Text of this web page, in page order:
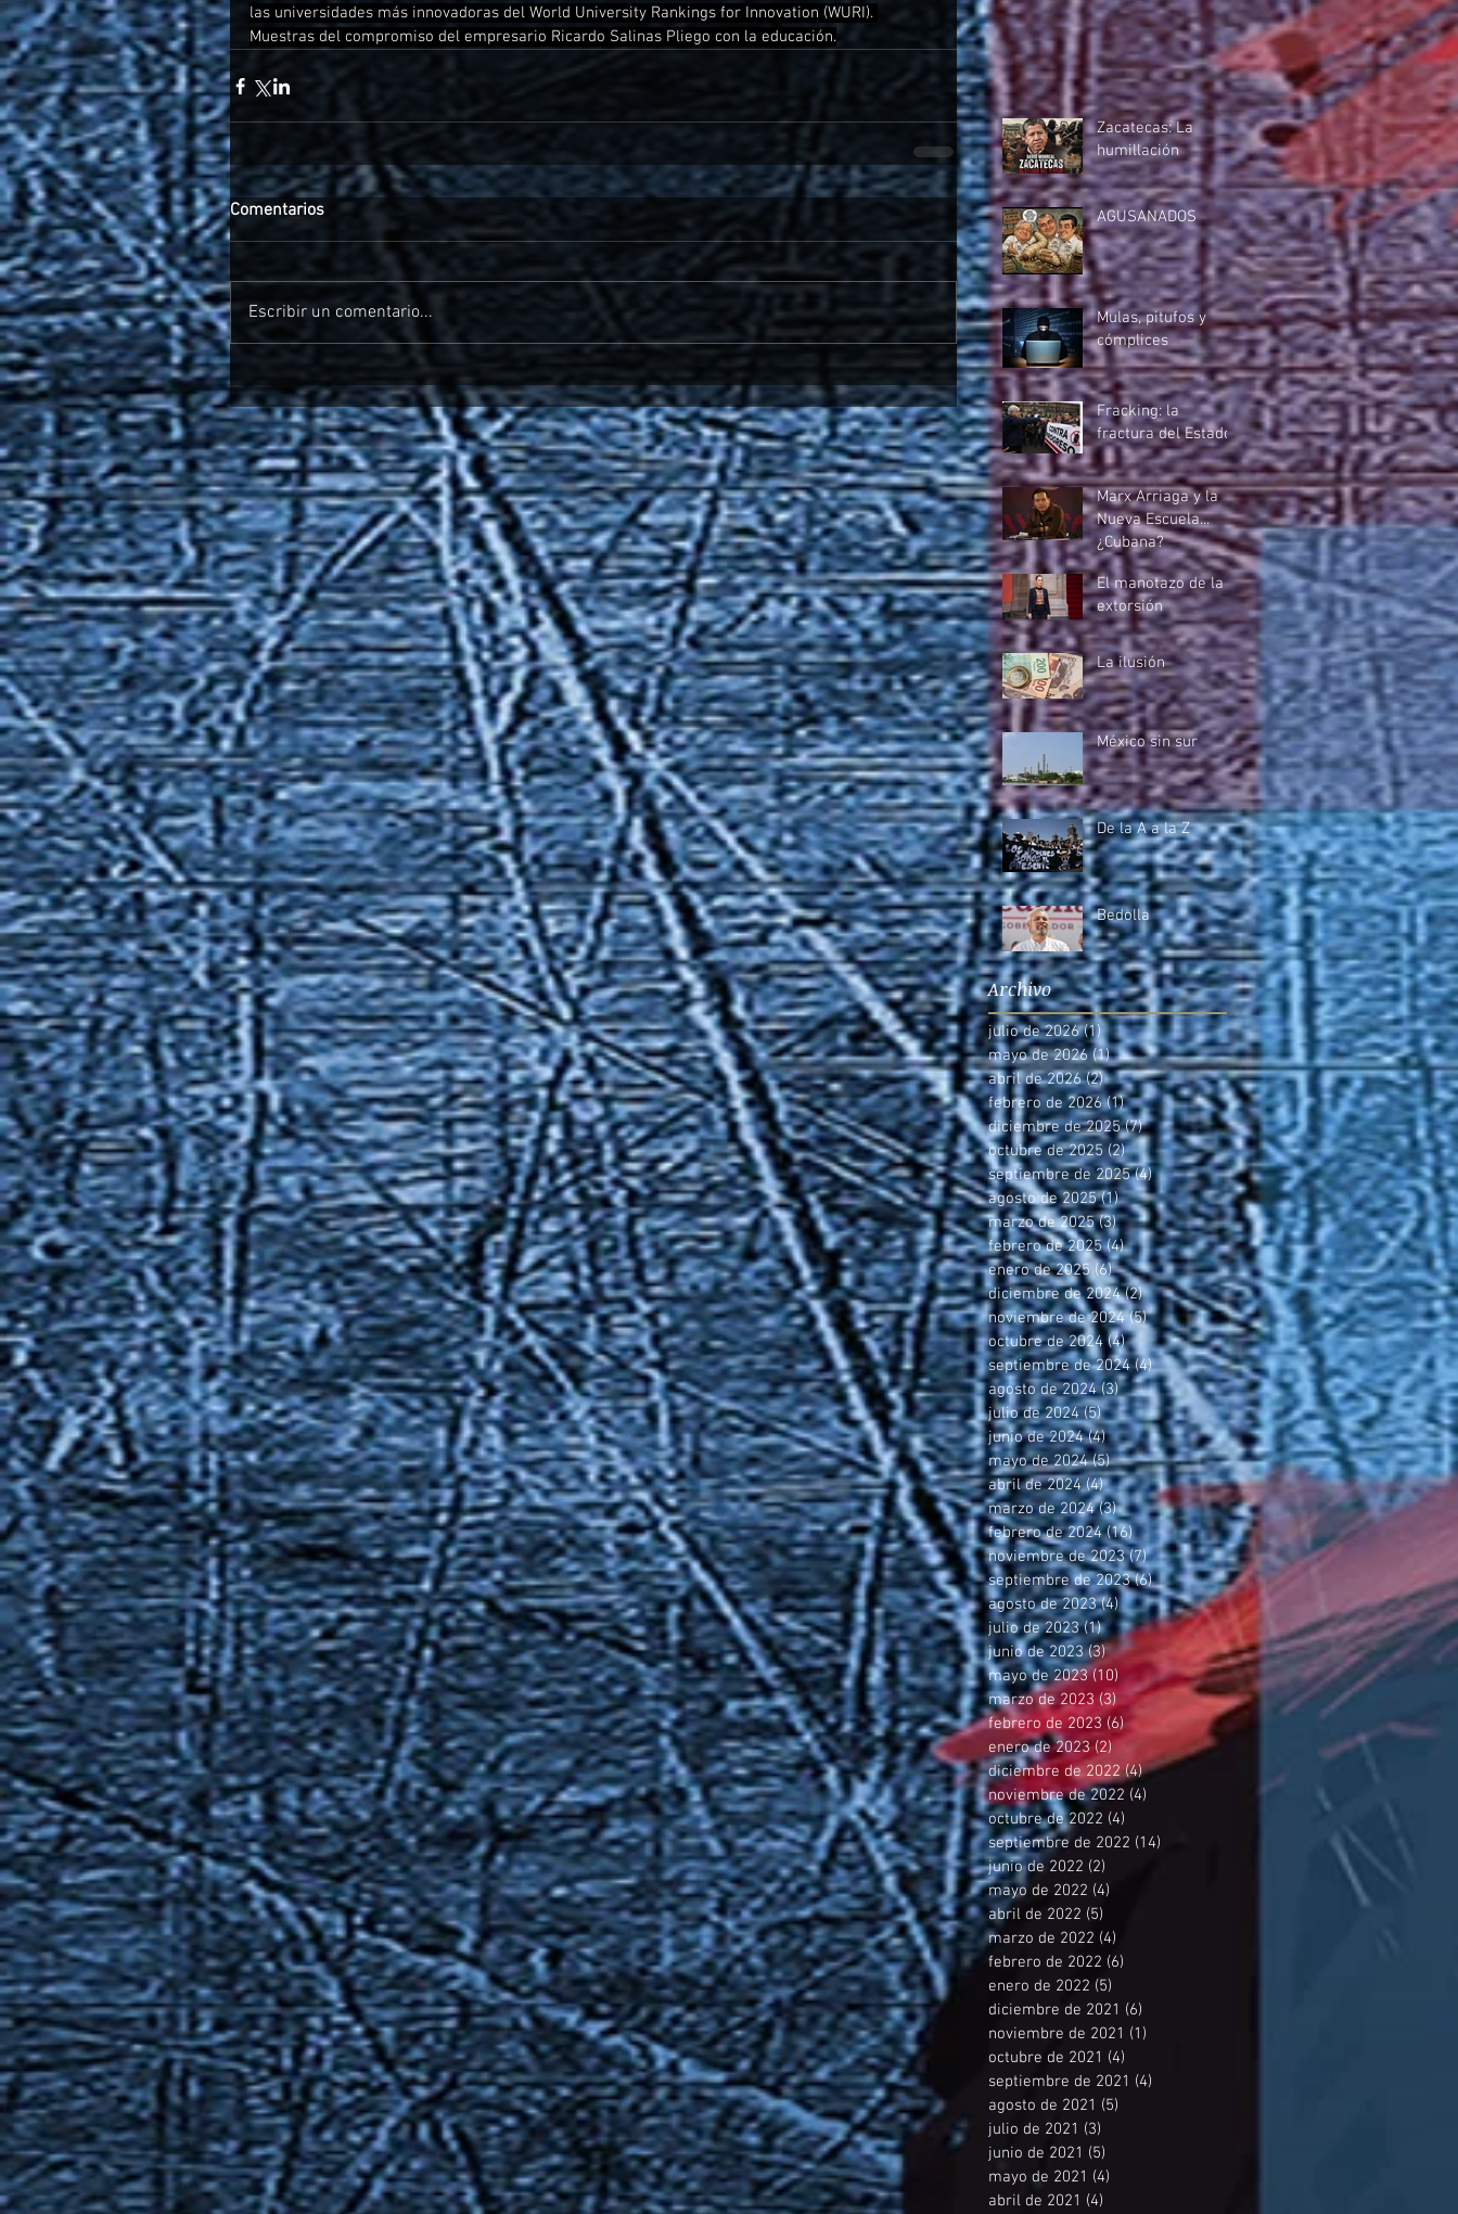
las universidades más innovadoras del World University Rankings for Innovation (WURI).
Muestras del compromiso del empresario Ricardo Salinas Pliego con la educación.
Comentarios
Escribir un comentario...
Zacatecas: La
humillación
AGUSANADOS
Mulas, pitufos y
cómplices
Fracking: la
fractura del Estado
Marx Arriaga y la
Nueva Escuela...
¿Cubana?
El manotazo de la
extorsión
La ilusión
México sin sur
De la A a la Z
Bedolla
Archivo
julio de 2026 (1) 1 entrada
mayo de 2026 (1)1 entrada
abril de 2026 (2)2 entradas
febrero de 2026 (1)1 entrada
diciembre de 2025 (7)7 entradas
octubre de 2025 (2)2 entradas
septiembre de 2025 (4)4 entradas
agosto de 2025 (1)1 entrada
marzo de 2025 (3)3 entradas
febrero de 2025 (4)4 entradas
enero de 2025 (6)6 entradas
diciembre de 2024 (2)2 entradas
noviembre de 2024 (5)5 entradas
octubre de 2024 (4)4 entradas
septiembre de 2024 (4)4 entradas
agosto de 2024 (3)3 entradas
julio de 2024 (5)5 entradas
junio de 2024 (4)4 entradas
mayo de 2024 (5)5 entradas
abril de 2024 (4)4 entradas
marzo de 2024 (3)3 entradas
febrero de 2024 (16)16 entradas
noviembre de 2023 (7)7 entradas
septiembre de 2023 (6)6 entradas
agosto de 2023 (4) 4 entradas
julio de 2023 (1)1 entrada
junio de 2023 (3)3 entradas
mayo de 2023 (10) 10 entradas
marzo de 2023 (3) 3 entradas
febrero de 2023 (6) 6 entradas
enero de 2023 (2)2 entradas
diciembre de 2022 (4)4 entradas
noviembre de 2022 (4)
octubre de 2022 (4)
septiembre de 2022 (14)
junio de 2022 (2)
mayo de 2022 (4)
abril de 2022 (5)
marzo de 2022 (4)
febrero de 2022 (6)
enero de 2022 (5)
diciembre de 2021 (6)
noviembre de 2021 (1)
octubre de 2021 (4)
septiembre de 2021 (4)
agosto de 2021 (5)
julio de 2021 (3)
junio de 2021 (5)
mayo de 2021 (4)
abril de 2021 (4)